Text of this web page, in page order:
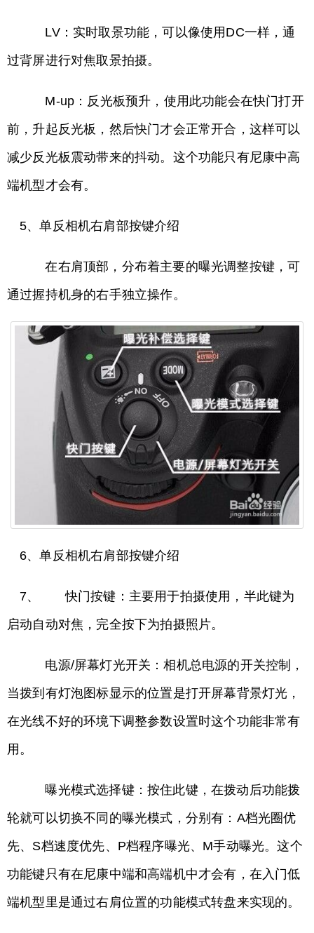
LV：实时取景功能，可以像使用DC一样，通
过背屏进行对焦取景拍摄。
M-up：反光板预升，使用此功能会在快门打开
前，升起反光板，然后快门才会正常开合，这样可以
减少反光板震动带来的抖动。这个功能只有尼康中高
端机型才会有。
5、单反相机右肩部按键介绍
在右肩顶部，分布着主要的曝光调整按键，可
通过握持机身的右手独立操作。
6、单反相机右肩部按键介绍
7、 快门按键：主要用于拍摄使用，半此键为
启动自动对焦，完全按下为拍摄照片。
电源/屏幕灯光开关：相机总电源的开关控制，
当拨到有灯泡图标显示的位置是打开屏幕背景灯光，
在光线不好的环境下调整参数设置时这个功能非常有
用。
曝光模式选择键：按住此键，在拨动后功能拨
轮就可以切换不同的曝光模式，分别有：A档光圈优
先、S档速度优先、P档程序曝光、M手动曝光。这个
功能键只有在尼康中端和高端机中才会有，在入门低
端机型里是通过右肩位置的功能模式转盘来实现的。